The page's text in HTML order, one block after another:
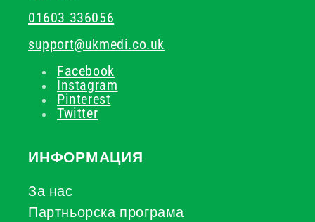
01603 336056
support@ukmedi.co.uk
Facebook
Instagram
Pinterest
Twitter
ИНФОРМАЦИЯ
За нас
Партньорска програма